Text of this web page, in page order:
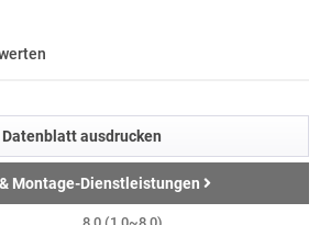
Datenblatt ausdrucken
Montage-Dienstleistungen